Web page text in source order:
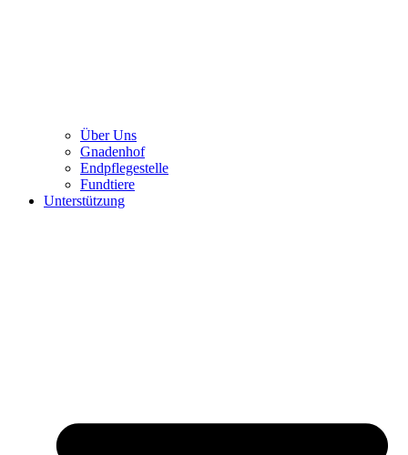
Über Uns
Gnadenhof
Endpflegestelle
Fundtiere
Unterstützung